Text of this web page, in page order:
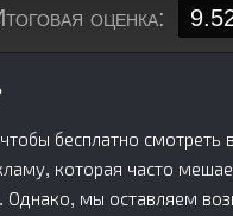
оценка:
бесплатно
которая часто
Однако, мы оставляем